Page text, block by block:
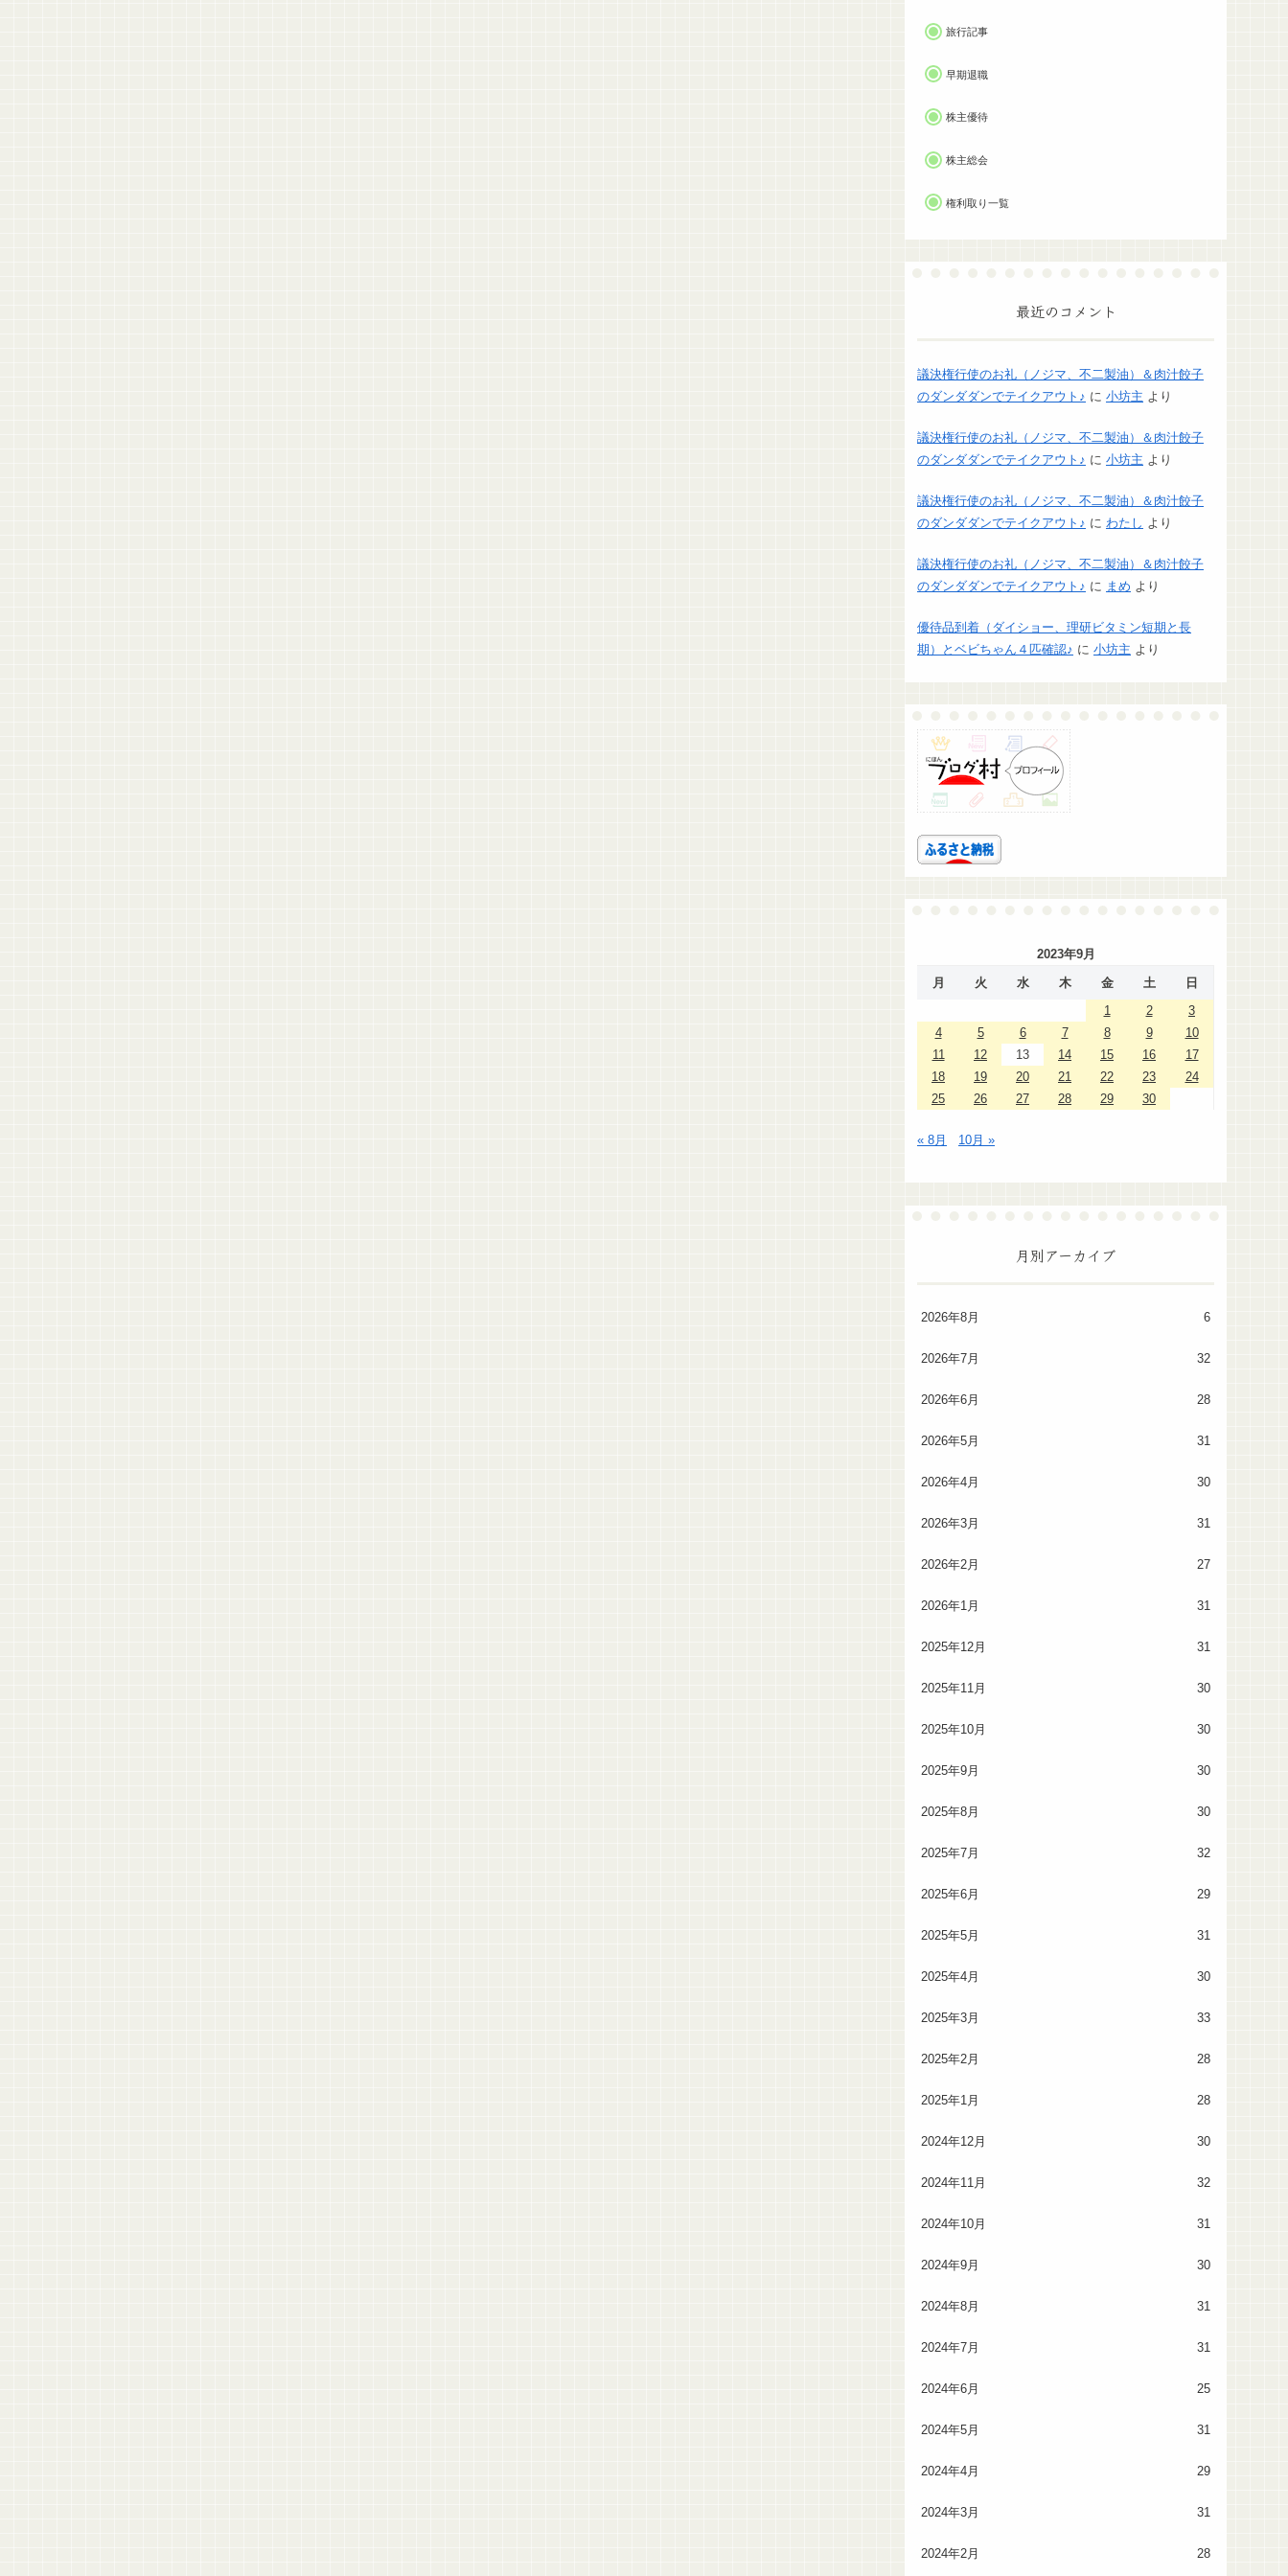
旅行記事
早期退職
株主優待
株主総会
権利取り一覧
最近のコメント
議決権行使のお礼（ノジマ、不二製油）＆肉汁餃子
のダンダダンでテイクアウト♪ に 小坊主 より
議決権行使のお礼（ノジマ、不二製油）＆肉汁餃子
のダンダダンでテイクアウト♪ に 小坊主 より
議決権行使のお礼（ノジマ、不二製油）＆肉汁餃子
のダンダダンでテイクアウト♪ に わたし より
議決権行使のお礼（ノジマ、不二製油）＆肉汁餃子
のダンダダンでテイクアウト♪ に まめ より
優待品到着（ダイショー、理研ビタミン短期と長
期）とベビちゃん４匹確認♪ に 小坊主 より
2023年9月
月
火 水 木 金 土
日
1
2
3
4
5 6 7 8 9
10
11
12 13 14 15 16
17
18
19 20 21 22 23
24
25
26 27 28 29 30
« 8月 10月 »
月別アーカイブ
2026年8月 6
2026年7月 32
2026年6月 28
2026年5月 31
2026年4月 30
2026年3月 31
2026年2月 27
2026年1月 31
2025年12月 31
2025年11月 30
2025年10月 30
2025年9月 30
2025年8月 30
2025年7月 32
2025年6月 29
2025年5月 31
2025年4月 30
2025年3月 33
2025年2月 28
2025年1月 28
2024年12月 30
2024年11月 32
2024年10月 31
2024年9月 30
2024年8月 31
2024年7月 31
2024年6月 25
2024年5月 31
2024年4月 29
2024年3月 31
2024年2月 28